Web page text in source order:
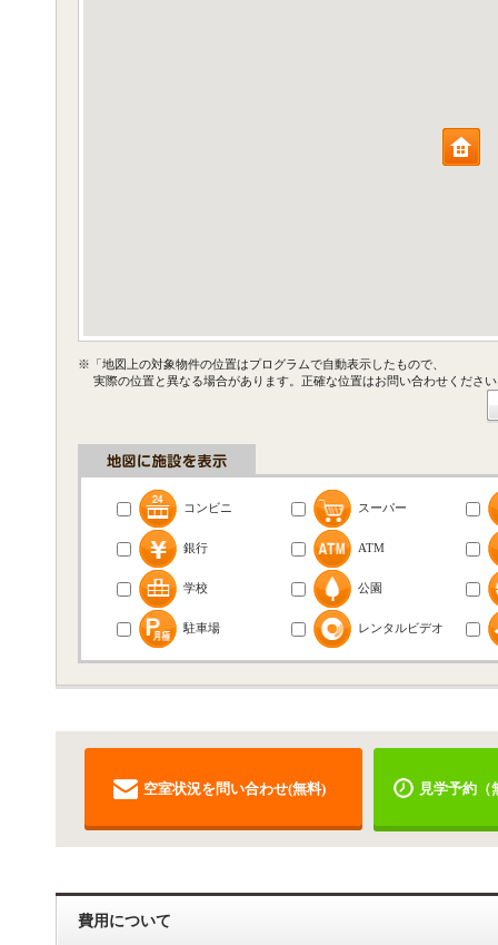
※「地図上の対象物件の位置はプログラムで自動表示したもので、
実際の位置と異なる場合があります。正確な位置はお問い合わせくださ
コンビニ スーパー
銀行 ATM
学校 公園
駐車場 レンタルビデオ
空室状況を問い合わせ(無料) 見学予約（
費用について